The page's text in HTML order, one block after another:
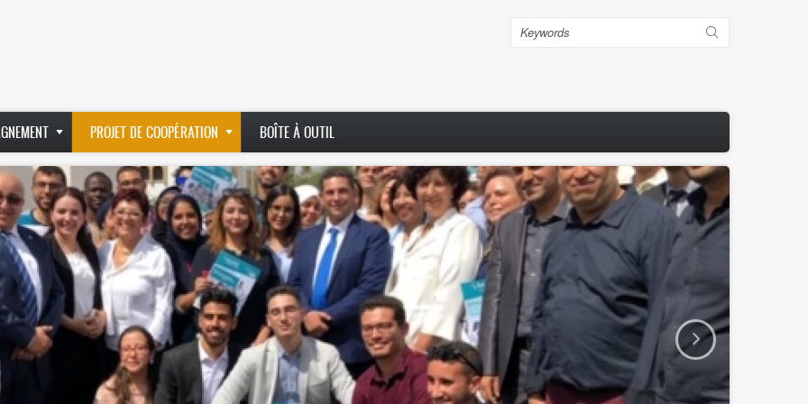
Search
PROJET DE COOPÉRATION BOÎTE À OUTIL